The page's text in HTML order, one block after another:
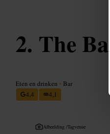
The
Eten en drinken • Bar
4,4
4,1
Afbeelding /Tagvenue